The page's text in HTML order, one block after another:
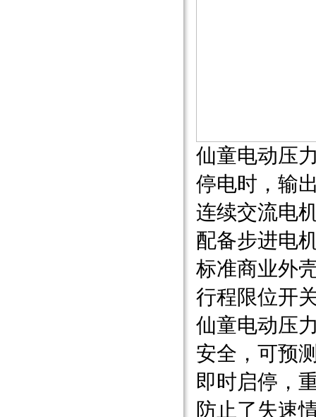
仙童电动压
停电时，输
连续交流电
配备步进电
标准商业外
行程限位开
仙童电动压
安全，可预
即时启停，
防止了失速